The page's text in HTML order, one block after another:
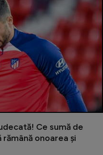
Ce sumă de
onoarea și